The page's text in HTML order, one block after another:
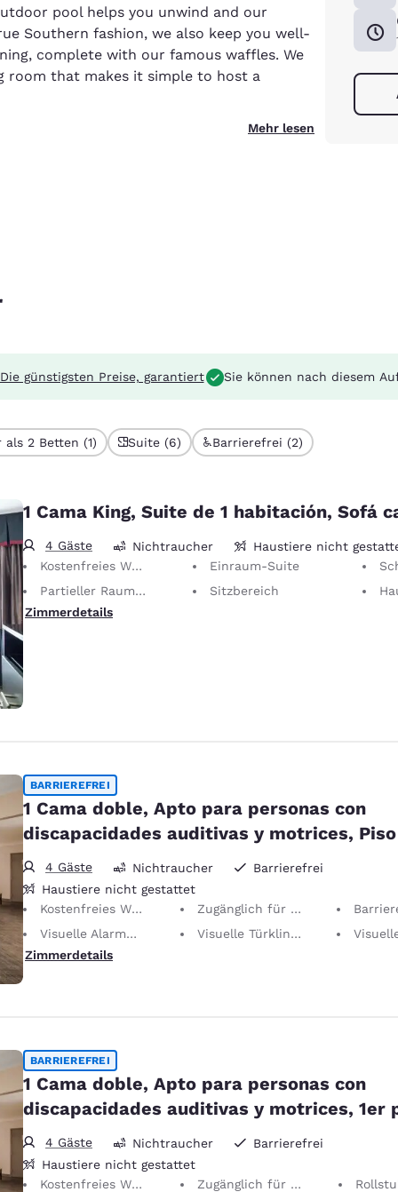
pool helps you unwind and our
Southern fashion, we also keep you well-
complete with our famous waffles. We
room that makes it simple to host a
Mehr lesen
Die günstigsten Preise, garantiert Sie können nach diesem
als 2 Betten (1) Suite (6) Barrierefrei (2)
1 Cama King, Suite de 1 habitación, Sofá
4 Gäste Nichtraucher
Haustiere nicht
Kostenfreies WLAN
Einraum-Suite
Partieller Raumteiler
Sitzbereich
Haustiere
Zimmerdetails
BARRIEREFREI
1 Cama doble, Apto para personas con
discapacidades auditivas y motrices,
4 Gäste Nichtraucher
Barrierefrei
Haustiere nicht gestattet
Kostenfreies WLAN
Zugänglich für Personen mit Hörschwäche/eingeschränkter Mobilität
Visuelle Alarmmeldung
Visuelle Türklingelmeldung
Visuelles
Zimmerdetails
BARRIEREFREI
1 Cama doble, Apto para personas con
discapacidades auditivas y motrices, 1er
4 Gäste Nichtraucher
Barrierefrei
Haustiere nicht gestattet
Kostenfreies WLAN
Zugänglich für Personen mit Hörschwäche/eingeschränkter Mobilität